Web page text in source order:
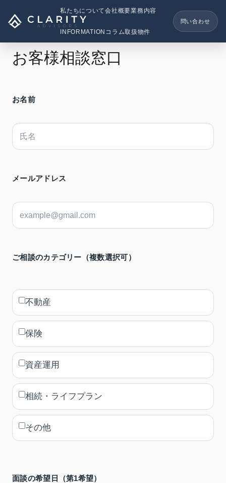
ス
私たちについて会社概要業務内容
INFORMATION コラム取扱物件
問い合わせ
お客様相談窓口
お名前
メールアドレス
ご相談のカテゴリー（複数選択可）
不動産
保険
資産運用
相続・ライフプラン
その他
面談の希望日（第1希望）